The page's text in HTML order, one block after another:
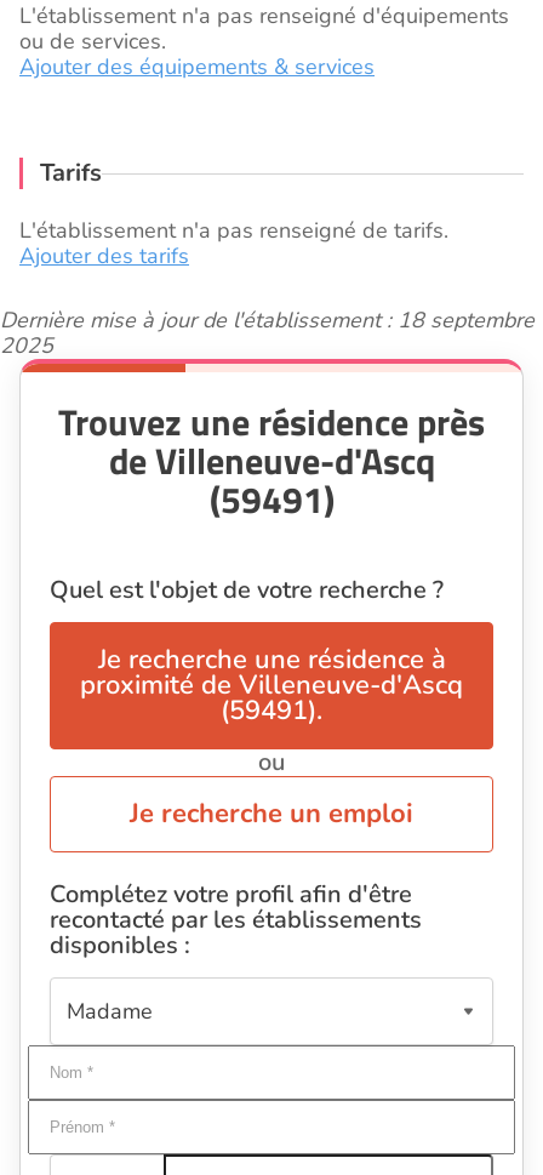
L'établissement n'a pas renseigné d'équipements
ou de services.
Ajouter des équipements & services
Tarifs
L'établissement n'a pas renseigné de tarifs.
Ajouter des tarifs
Dernière mise à jour de l'établissement : 18 septembre
2025
Trouvez une résidence près
de Villeneuve-d'Ascq
(59491)
Quel est l'objet de votre recherche ?
Je recherche une résidence à
proximité de Villeneuve-d'Ascq
(59491).
ou
Je recherche un emploi
Complétez votre profil afin d'être
recontacté par les établissements
disponibles :